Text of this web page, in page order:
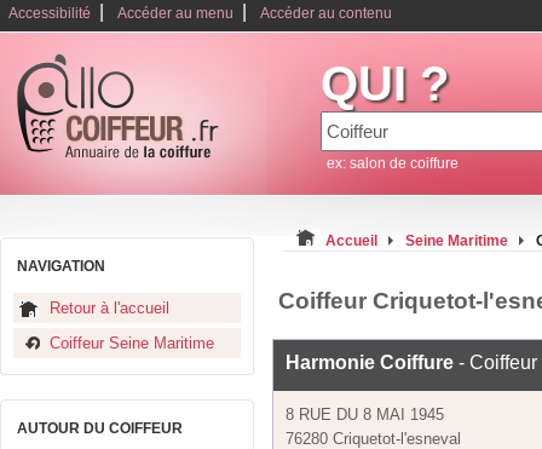
Accessibilité Accéder au menu Accéder au contenu
QUI ?
ex: salon de coiffure
NAVIGATION
Retour à l'accueil
Coiffeur Seine Maritime
AUTOUR DU COIFFEUR
Accueil Seine Maritime
Coiffeur Criquetot-
Harmonie Coiffure - Coiffeur
8 RUE DU 8 MAI 1945
76280 Criquetot-l'esneval